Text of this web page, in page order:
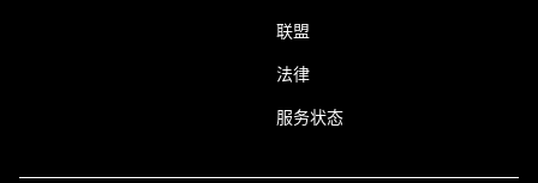
联盟
法律
服务状态